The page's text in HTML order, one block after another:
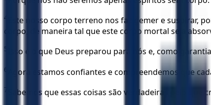
4
Este nosso corpo terreno nos faz gemer e suspirar,
corpo, de maneira tal que este corpo mortal seja
5 Isso é o que Deus preparou para nós e, como
6 Agora estamos confiantes e compreendemos que
7 Sabemos que essas coisas são verdadeiras pelo que